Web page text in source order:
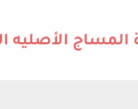
الأصليه